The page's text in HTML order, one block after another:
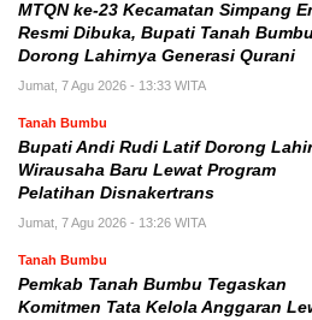
MTQN ke-23 Kecamatan Simpang
Resmi Dibuka, Bupati Tanah
Dorong Lahirnya Generasi Qurani
Jumat, 7 Agu 2026 - 13:33 WITA
Tanah Bumbu
Bupati Andi Rudi Latif Dorong
Wirausaha Baru Lewat Program
Pelatihan Disnakertrans
Jumat, 7 Agu 2026 - 13:26 WITA
Tanah Bumbu
Pemkab Tanah Bumbu Tegaskan
Komitmen Tata Kelola Anggaran